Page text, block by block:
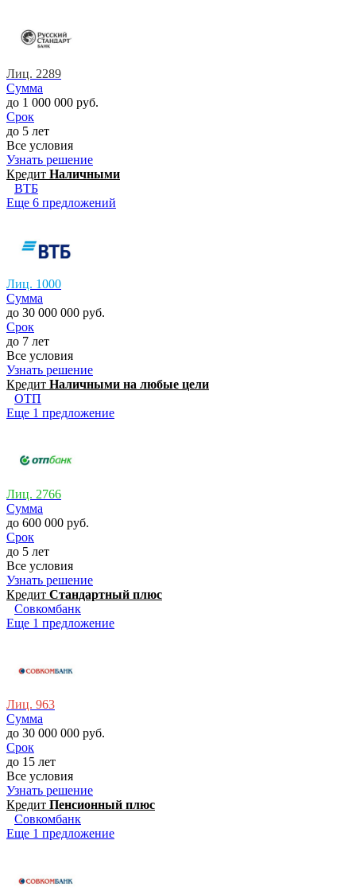
Лиц. 2289
Сумма
до 1 000 000 руб.
Срок
до 5 лет
Все условия
Узнать решение
Кредит Наличными
ВТБ
Еще 6 предложений
Лиц. 1000
Сумма
до 30 000 000 руб.
Срок
до 7 лет
Все условия
Узнать решение
Кредит Наличными на любые цели
ОТП
Еще 1 предложение
Лиц. 2766
Сумма
до 600 000 руб.
Срок
до 5 лет
Все условия
Узнать решение
Кредит Стaндартный плюс
Совкомбанк
Еще 1 предложение
Лиц. 963
Сумма
до 30 000 000 руб.
Срок
до 15 лет
Все условия
Узнать решение
Кредит Пeнсионный плюс
Совкомбанк
Еще 1 предложение